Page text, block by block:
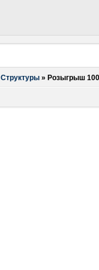
Структуры » Розыгрыш 100